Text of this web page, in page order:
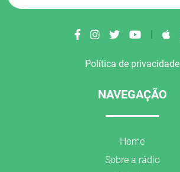
|
Política de privacidade
NAVEGAÇÃO
Home
Sobre a rádio